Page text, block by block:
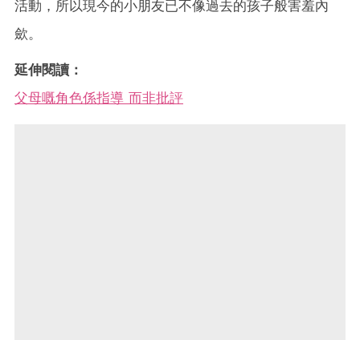
活動，所以現今的小朋友已不像過去的孩子般害羞內
歛。
延伸閱讀：
父母嘅角色係指導 而非批評